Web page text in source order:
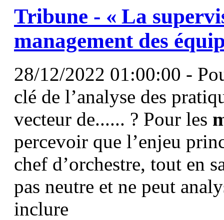
Tribune - « La
managementdes
28/12/2022 01:00:00 -
clé de l’analyse des
vecteur de...... ? Pour les
percevoir que l’enjeu
chef d’orchestre, tout en
pas neutre et ne peut
inclure